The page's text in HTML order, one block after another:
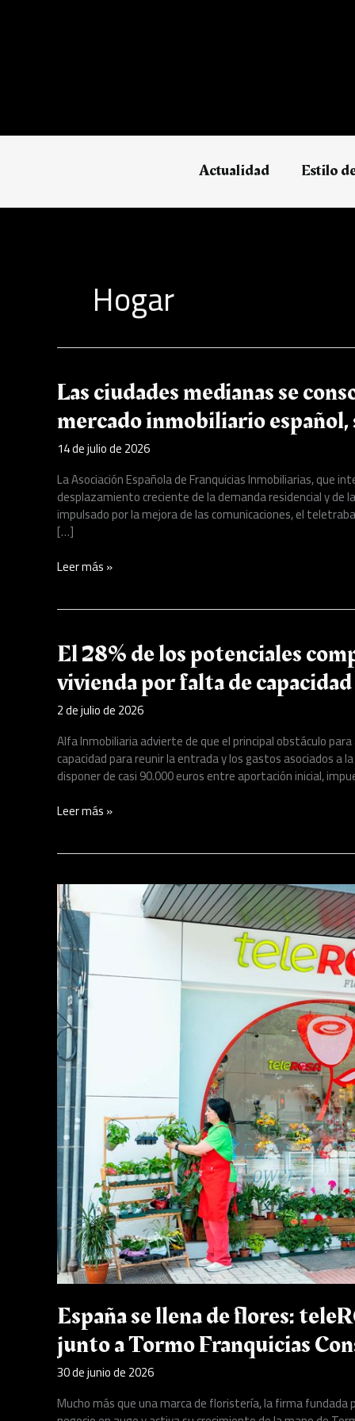
Actualidad Estilo
Hogar
Las ciudades medianas se
mercado inmobiliario español,
14 de julio de 2026
La Asociación Española de Franquicias Inmobiliarias, que
desplazamiento creciente de la demanda residencial y de
impulsado por la mejora de las comunicaciones, el
[…]
Las
ciudades
medianas
consolidan
como
el
nuevo
motor
del
mercado
inmobiliario
según
Leer más »
El 28% de los potenciales
vivienda por falta de
2 de julio de 2026
Alfa Inmobiliaria advierte de que el principal obstáculo
capacidad para reunir la entrada y los gastos asociados a
disponer de casi 90.000 euros entre aportación inicial,
El
28%
de
potenciales
compradores
aplaza
la
compra
de
vivienda
falta
capacidad
de
ahorro
Leer más »
España se llena de flores:
junto a Tormo Franquicias
30 de junio de 2026
Mucho más que una marca de floristería, la firma fundada
España
se
llena
de
flores:
teleROSA
inicia
su
expansión
nacional
junto
Tormo
Franquicias
Consulting